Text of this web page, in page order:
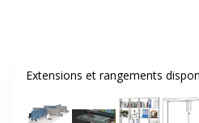
Extensions et rangements